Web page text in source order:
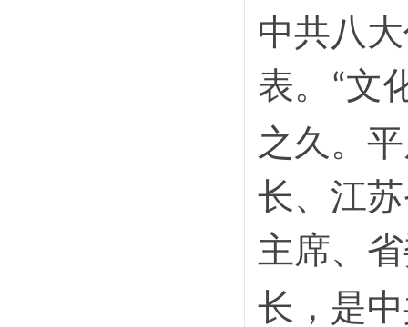
中共八
表。
“文
之久。
长、江
主席、
长，是